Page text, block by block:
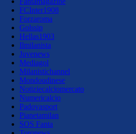
FCInter1908
Forzaroma
Golssip
Hellas1903
Ilmilanista
Juvenews
Mediagol
Milanistichannel
Mondoudinese
Notiziecalciomercato
Numericalcio
Padovasport
Pianetamilan
SOS Fanta